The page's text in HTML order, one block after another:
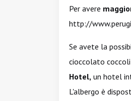
Per avere
http://
Se avete la
cioccolato
Hotel, un hotel
L'albergo è